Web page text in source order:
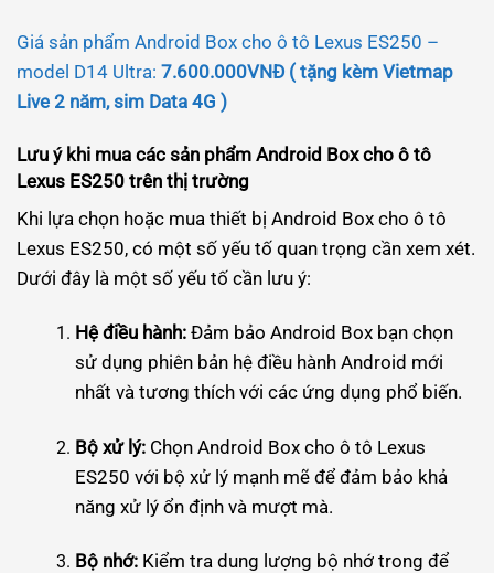
Giá sản phẩm Android Box cho ô tô Lexus ES250 –
model D14 Ultra: 7.600.000VNĐ ( tặng kèm Vietmap
Live 2 năm, sim Data 4G )
Lưu ý khi mua các sản phẩm Android Box cho ô tô
Lexus ES250 trên thị trường
Khi lựa chọn hoặc mua thiết bị Android Box cho ô tô
Lexus ES250, có một số yếu tố quan trọng cần xem xét.
Dưới đây là một số yếu tố cần lưu ý:
Hệ điều hành:Đảm bảo Android Box bạn chọn
sử dụng phiên bản hệ điều hành Android mới
nhất và tương thích với các ứng dụng phổ biến.
Bộ xử lý:Chọn Android Box cho ô tô Lexus
ES250 với bộ xử lý mạnh mẽ để đảm bảo khả
năng xử lý ổn định và mượt mà.
Bộ nhớ:Kiểm tra dung lượng bộ nhớ trong để